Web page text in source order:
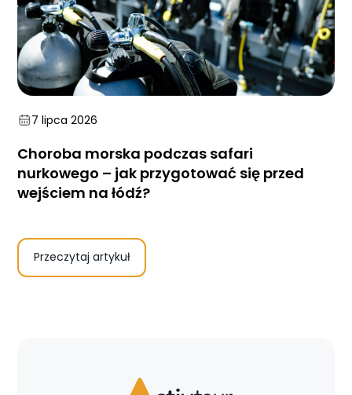
7 lipca 2026
Choroba morska podczas safari
nurkowego – jak przygotować się przed
wejściem na łódź?
Przeczytaj artykuł